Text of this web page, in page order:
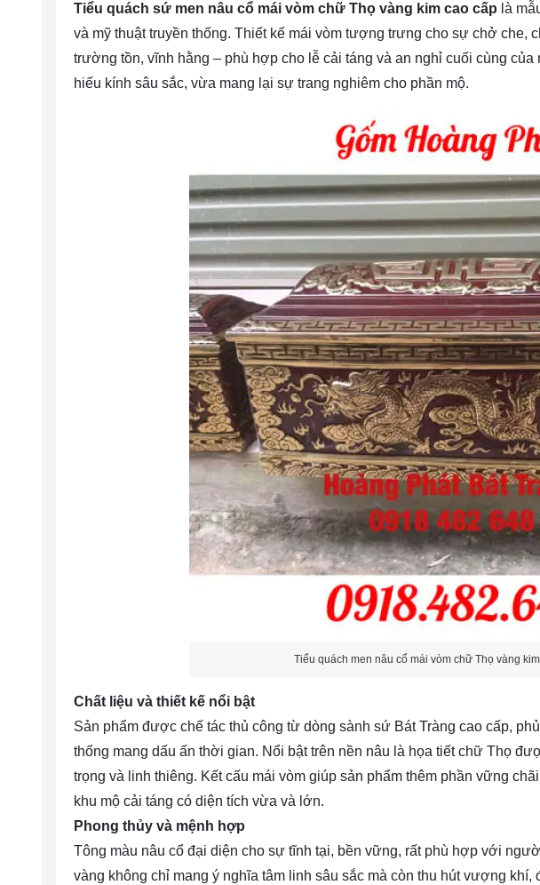
Tiểu quách sứ men nâu cổ mái vòm chữ Thọ vàng kim cao cấp là
và mỹ thuật truyền thống. Thiết kế mái vòm tượng trưng cho sự chở che,
trường tồn, vĩnh hằng – phù hợp cho lễ cải táng và an nghỉ cuối cùng
hiếu kính sâu sắc, vừa mang lại sự trang nghiêm cho phần mộ.
Tiểu quách men nâu cổ mái vòm chữ Thọ vàng
Chất liệu và thiết kế nổi bật
Sản phẩm được chế tác thủ công từ dòng sành sứ Bát Tràng cao cấp,
thống mang dấu ấn thời gian. Nổi bật trên nền nâu là họa tiết chữ Thọ
trọng và linh thiêng. Kết cấu mái vòm giúp sản phẩm thêm phần vững
khu mộ cải táng có diện tích vừa và lớn.
Phong thủy và mệnh hợp
Tông màu nâu cổ đại diện cho sự tĩnh tại, bền vững, rất phù hợp với
vàng không chỉ mang ý nghĩa tâm linh sâu sắc mà còn thu hút vượng khí,